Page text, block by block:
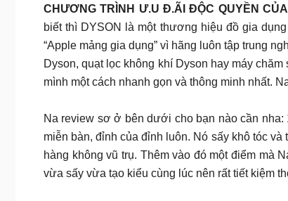
CHƯƠNG TRÌNH Ư.U Đ.ÃI ĐỘC QUYỀN
biết thì DYSON là một thương hiệu đồ gia
“Apple mảng gia dụng” vì hãng luôn tập trung
Dyson, quạt lọc không khí Dyson hay máy
mình một cách nhanh gọn và thông minh nhất.
Na review sơ ở bên dưới cho bạn nào cần
miễn bàn, đỉnh của đỉnh luôn. Nó sấy khô tóc
hàng không vũ trụ. Thêm vào đó một điểm mà
vừa sấy vừa tạo kiểu cùng lúc nên rất tiết kiệm